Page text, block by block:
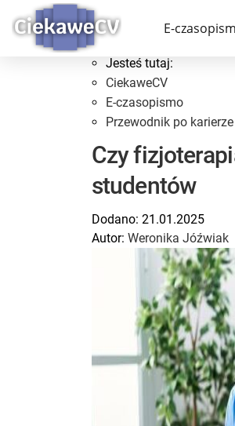
E-
Przewodnik
Jesteś tutaj:
CiekaweCV
E-czasopismo
Przewodnik po karierze
Czy
studentów
Dodano: 21.01.2025
Autor: Weronika Jóźwiak